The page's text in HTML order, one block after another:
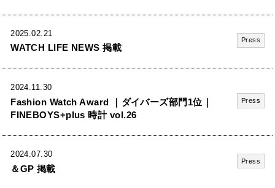
2025.02.21
WATCH LIFE NEWS 掲載
Press
2024.11.30
Fashion Watch Award ｜ダイバーズ部門1位｜
FINEBOYS+plus 時計 vol.26
Press
2024.07.30
＆GP 掲載
Press